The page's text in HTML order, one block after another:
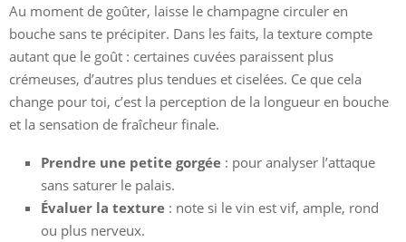
Au moment de goûter, laisse le champagne circuler en
bouche sans te précipiter. Dans les faits, la texture compte
autant que le goût : certaines cuvées paraissent plus
crémeuses, d’autres plus tendues et ciselées. Ce que cela
change pour toi, c’est la perception de la longueur en bouche
et la sensation de fraîcheur finale.
Prendre une petite gorgée : pour analyser l’attaque
sans saturer le palais.
Évaluer la texture : note si le vin est vif, ample, rond
ou plus nerveux.